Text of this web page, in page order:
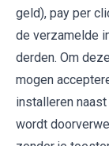
geld), pay per
de verzamelde
derden. Om
mogen
installeren
wordt